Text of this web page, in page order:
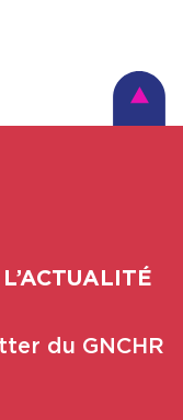
du GNCHR